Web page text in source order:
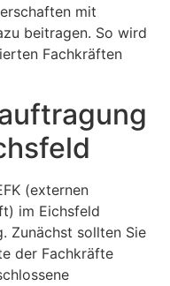
mit
beitragen. So wird
Fachkräften
(externen
im Eichsfeld
Zunächst sollten Sie
der Fachkräfte